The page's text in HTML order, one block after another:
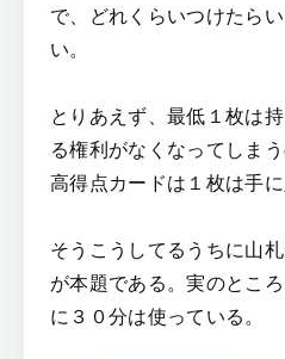
で、どれくらいつけたら
い。
とりあえず、最低１枚は
る権利がなくなってしま
高得点カードは１枚は手に
そうこうしてるうちに山
が本題である。実のとこ
に３０分は使っている。